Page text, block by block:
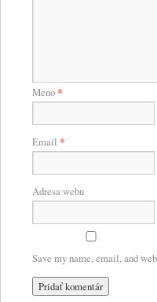
Meno*
Email *
Adresa webu
Save my name, email, and